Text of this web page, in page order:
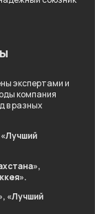
экспертами и
компания
в разных
«Лучший